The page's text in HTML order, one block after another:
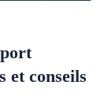
et conseils